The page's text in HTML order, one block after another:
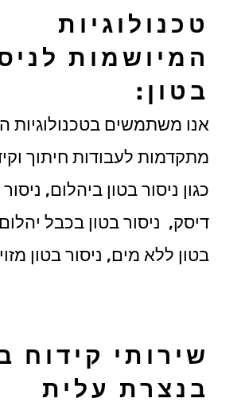
טכנולוגיות
המיושמות
בטון:
אנו משתמשים בטכנולוגיות
מתקדמות לעבודות חיתוך
כגון ניסור בטון ביהלום,
דיסק, ניסור בטון בכבל
בטון ללא מים, ניסור בטון
שירותי קידוח
בנצרת עלית